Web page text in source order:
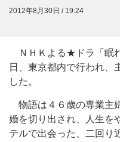
2012年8月30日 / 19:24
ＮＨＫよる★ドラ「眠
日、東京都内で行われ、
した。
物語は４６歳の専業主
婚を切り出され、人生を
テルで出会った、二回り